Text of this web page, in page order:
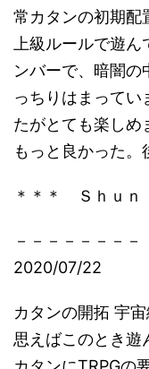
常カタンの初期配
上級ルールで遊
ンバーで、暗闇
っちりはまってい
たがとても楽しめ
もっと良かった。
＊＊＊ Ｓｈｕ
－－－－－－－－
2020/07/22
カタンの開拓 宇宙
思えばこのとき遊